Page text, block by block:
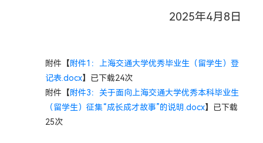
2025年4月 8日
附件【附件1：上海交通大学优秀毕业生（留学生）登
记表.docx】已下载24次
附件【附件3：关于面向上海交通大学优秀本科毕业生
（留学生）征集“成长成才故事”的说明.docx】已下载
25次